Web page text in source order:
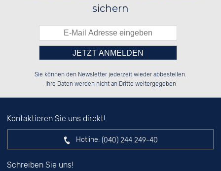
sichern
██░░██░░░░░░██░░░░░░██░░██░░░░░░
██████░░░░████░░░░████░░██████░░
██░░██░░██░░░░░░░░░░██░░░░░░██░░
Bitte tragen Sie die Zahl in
das nebenstehende Feld ein.
Sie können den Newsletter jederzeit wieder abbestellen.
Ihre Daten werden nicht an Dritte weitergegeben
Kontaktieren Sie uns direkt!
Hotline: (040) 244 249-40
Schreiben Sie uns!